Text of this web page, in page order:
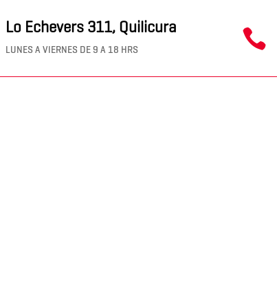
Lo Echevers 311, Quilicura
LUNES A VIERNES DE 9 A 18 HRS 